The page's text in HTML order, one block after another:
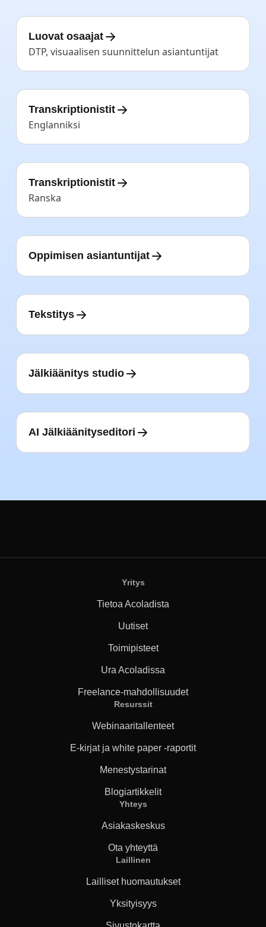
Luovat osaajat
DTP, visuaalisen suunnittelun asiantuntijat
Transkriptionistit
Englanniksi
Transkriptionistit
Ranska
Oppimisen asiantuntijat
Tekstitys
Jälkiäänitys studio
AI Jälkiäänityseditori
Yritys
Tietoa Acoladista
Uutiset
Toimipisteet
Ura Acoladissa
Freelance-mahdollisuudet
Resurssit
Webinaaritallenteet
E-kirjat ja white paper -raportit
Menestystarinat
Blogiartikkelit
Yhteys
Asiakaskeskus
Ota yhteyttä
Laillinen
Lailliset huomautukset
Yksityisyys